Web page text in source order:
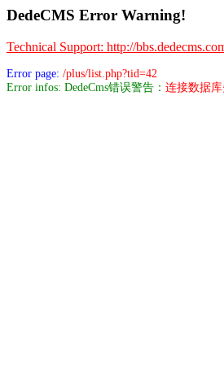
DedeCMS Error Warning!
Technical Support: http://
Error page: /plus/list.php?tid=42
Error infos: DedeCms错误警告： 连接数据